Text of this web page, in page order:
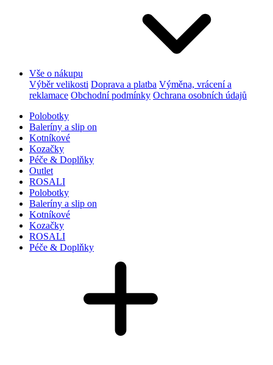
Vše o nákupu
Výběr velikosti Doprava a platba Výměna, vrácení a
reklamace Obchodní podmínky Ochrana osobních údajů
Polobotky
Baleríny a slip on
Kotníkové
Kozačky
Péče & Doplňky
Outlet
ROSALI
Polobotky
Baleríny a slip on
Kotníkové
Kozačky
ROSALI
Péče & Doplňky